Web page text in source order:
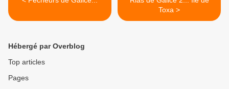
Toxa >
Hébergé par Overblog
Top articles
Pages